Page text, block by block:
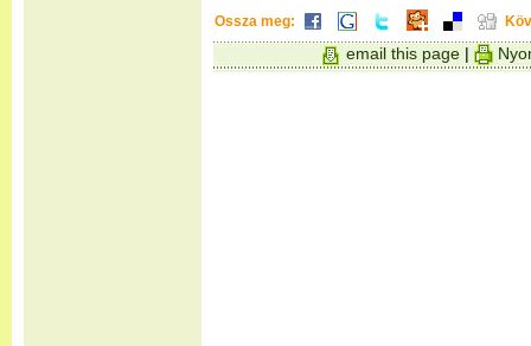
Ossza meg:
email this page|